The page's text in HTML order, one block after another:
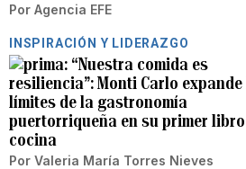
Por Agencia EFE
INSPIRACIÓN Y LIDERAZGO
“Nuestra comida es
resiliencia”: Monti Carlo
límites de la gastronomía
puertorriqueña en su primer
cocina
Por Valeria María Torres Nieves